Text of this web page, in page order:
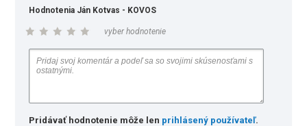
Hodnotenia Ján Kotvas - KOVOS
vyber hodnotenie
Pridávať hodnotenie môže len prihlásený používateľ.